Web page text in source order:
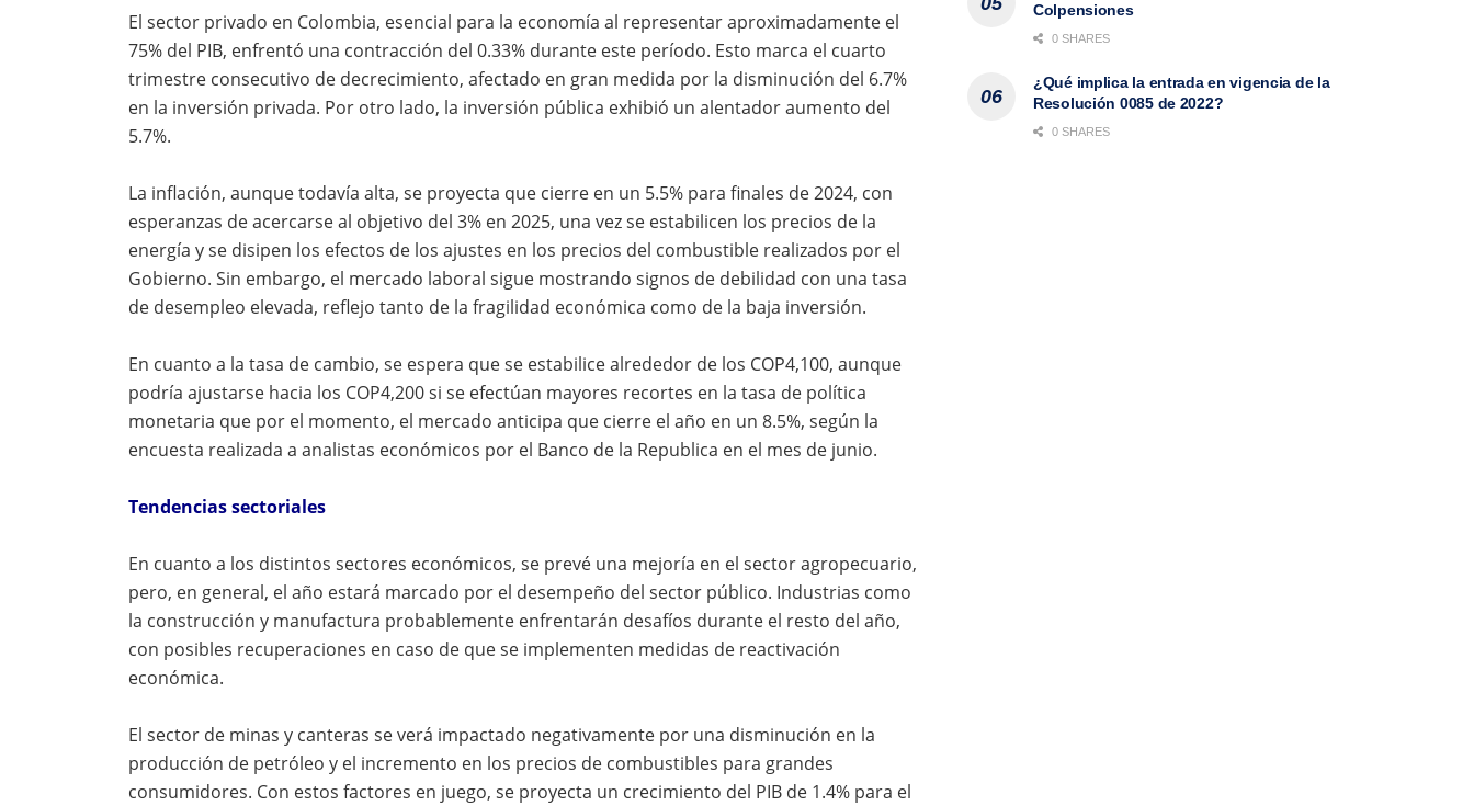
El sector privado en Colombia, esencial para la economía al representar aproximadamente el
75% del PIB, enfrentó una contracción del 0.33% durante este período. Esto marca el cuarto
trimestre consecutivo de decrecimiento, afectado en gran medida por la disminución del 6.7%
en la inversión privada. Por otro lado, la inversión pública exhibió un alentador aumento del
5.7%.
La inflación, aunque todavía alta, se proyecta que cierre en un 5.5% para finales de 2024, con
esperanzas de acercarse al objetivo del 3% en 2025, una vez se estabilicen los precios de la
energía y se disipen los efectos de los ajustes en los precios del combustible realizados por el
Gobierno. Sin embargo, el mercado laboral sigue mostrando signos de debilidad con una tasa
de desempleo elevada, reflejo tanto de la fragilidad económica como de la baja inversión.
En cuanto a la tasa de cambio, se espera que se estabilice alrededor de los COP4,100, aunque
podría ajustarse hacia los COP4,200 si se efectúan mayores recortes en la tasa de política
monetaria que por el momento, el mercado anticipa que cierre el año en un 8.5%, según la
encuesta realizada a analistas económicos por el Banco de la Republica en el mes de junio.
Tendencias sectoriales
En cuanto a los distintos sectores económicos, se prevé una mejoría en el sector agropecuario,
pero, en general, el año estará marcado por el desempeño del sector público. Industrias como
la construcción y manufactura probablemente enfrentarán desafíos durante el resto del año,
con posibles recuperaciones en caso de que se implementen medidas de reactivación
económica.
El sector de minas y canteras se verá impactado negativamente por una disminución en la
producción de petróleo y el incremento en los precios de combustibles para grandes
consumidores. Con estos factores en juego, se proyecta un crecimiento del PIB de 1.4% para el
Colpensiones
0 SHARES
¿Qué implica la entrada en vigencia de la
Resolución 0085 de 2022?
0 SHARES